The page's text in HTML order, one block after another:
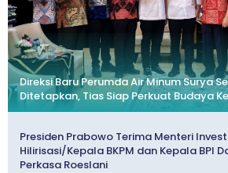
Direksi Baru Perumda Air Minum Surya
Ditetapkan, Tias Siap Perkuat Budaya
Presiden Prabowo Terima Menteri
Hilirisasi/Kepala BKPM dan Kepala BPI
Perkasa Roeslani